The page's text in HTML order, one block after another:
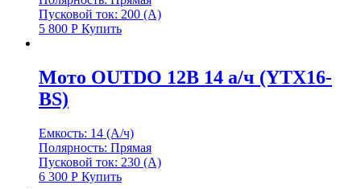
Пусковой ток: 200 (А)
5 800 Р Купить
Мото OUTDO 12В 14 а/ч (YTX16-
BS)
Емкость: 14 (А/ч)
Полярность: Прямая
Пусковой ток: 230 (А)
6 300 Р Купить